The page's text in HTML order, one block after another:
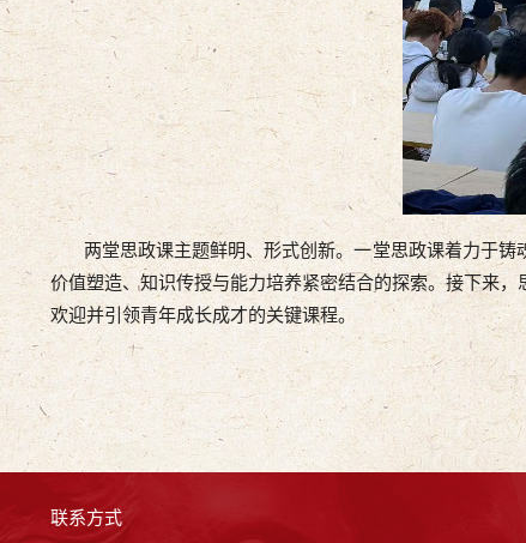
两堂思政课主题鲜明、形式创新。一堂思政课着力于铸魂
价值塑造、知识传授与能力培养紧密结合的探索。接下来
欢迎并引领青年成长成才的关键课程。
联系方式